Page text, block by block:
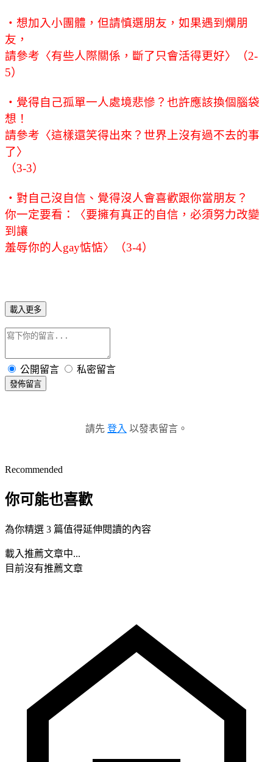
‧想加入小團體，但請慎選朋友，如果遇到爛朋
友，
請參考〈有些人際關係，斷了只會活得更好〉（2-
5）
‧覺得自己孤單一人處境悲慘？也許應該換個腦袋
想！
請參考〈這樣還笑得出來？世界上沒有過不去的事
了〉
（3-3）
‧對自己沒自信、覺得沒人會喜歡跟你當朋友？
你一定要看：〈要擁有真正的自信，必須努力改變
到讓
羞辱你的人gay惦惦〉（3-4）
載入更多
公開留言 私密留言
發佈留言
請先 登入 以發表留言。
Recommended
你可能也喜歡
為你精選 3 篇值得延伸閱讀的內容
載入推薦文章中...
目前沒有推薦文章